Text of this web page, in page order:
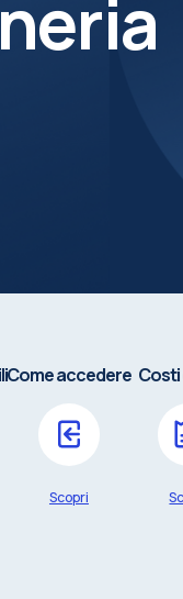
Come accedere
Scopri
Costi